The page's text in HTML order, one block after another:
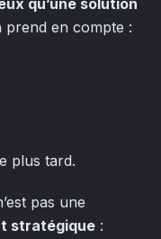
qu’une solution
prend en compte :
plus tard.
pas une
stratégique :